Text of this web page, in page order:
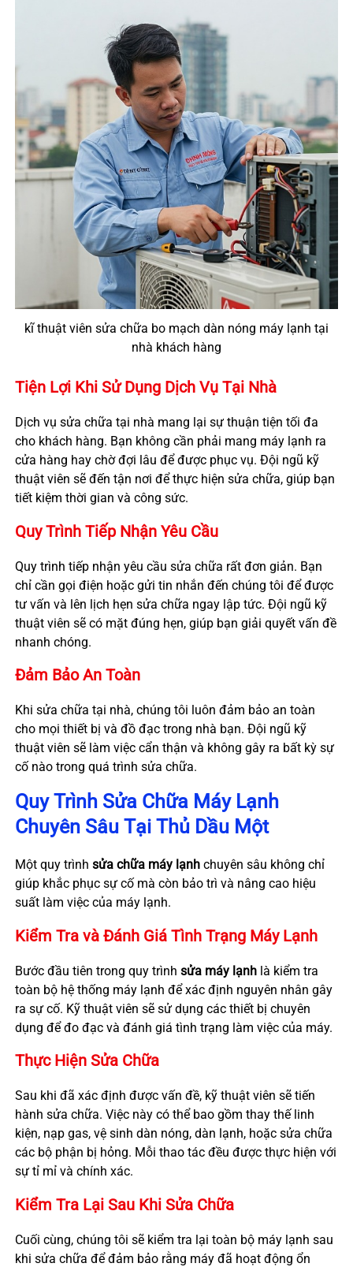
kĩ thuật viên sửa chữa bo mạch dàn nóng máy lạnh tại
nhà khách hàng
Tiện Lợi Khi Sử Dụng Dịch Vụ Tại Nhà
Dịch vụ sửa chữa tại nhà mang lại sự thuận tiện tối đa
cho khách hàng. Bạn không cần phải mang máy lạnh ra
cửa hàng hay chờ đợi lâu để được phục vụ. Đội ngũ kỹ
thuật viên sẽ đến tận nơi để thực hiện sửa chữa, giúp bạn
tiết kiệm thời gian và công sức.
Quy Trình Tiếp Nhận Yêu Cầu
Quy trình tiếp nhận yêu cầu sửa chữa rất đơn giản. Bạn
chỉ cần gọi điện hoặc gửi tin nhắn đến chúng tôi để được
tư vấn và lên lịch hẹn sửa chữa ngay lập tức. Đội ngũ kỹ
thuật viên sẽ có mặt đúng hẹn, giúp bạn giải quyết vấn đề
nhanh chóng.
Đảm Bảo An Toàn
Khi sửa chữa tại nhà, chúng tôi luôn đảm bảo an toàn
cho mọi thiết bị và đồ đạc trong nhà bạn. Đội ngũ kỹ
thuật viên sẽ làm việc cẩn thận và không gây ra bất kỳ sự
cố nào trong quá trình sửa chữa.
Quy Trình Sửa Chữa Máy Lạnh
Chuyên Sâu Tại Thủ Dầu Một
Một quy trình sửa chữa máy lạnhchuyên sâu không chỉ
giúp khắc phục sự cố mà còn bảo trì và nâng cao hiệu
suất làm việc của máy lạnh.
Kiểm Tra và Đánh Giá Tình Trạng Máy Lạnh
Bước đầu tiên trong quy trình sửa máy lạnhlà kiểm tra
toàn bộ hệ thống máy lạnh để xác định nguyên nhân gây
ra sự cố. Kỹ thuật viên sẽ sử dụng các thiết bị chuyên
dụng để đo đạc và đánh giá tình trạng làm việc của máy.
Thực Hiện Sửa Chữa
Sau khi đã xác định được vấn đề, kỹ thuật viên sẽ tiến
hành sửa chữa. Việc này có thể bao gồm thay thế linh
kiện, nạp gas, vệ sinh dàn nóng, dàn lạnh, hoặc sửa chữa
các bộ phận bị hỏng. Mỗi thao tác đều được thực hiện với
sự tỉ mỉ và chính xác.
Kiểm Tra Lại Sau Khi Sửa Chữa
Cuối cùng, chúng tôi sẽ kiểm tra lại toàn bộ máy lạnh sau
khi sửa chữa để đảm bảo rằng máy đã hoạt động ổn